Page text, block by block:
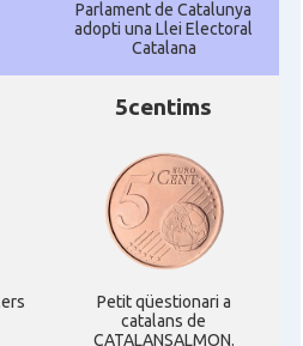
Parlament de Catalunya
adopti una Llei Electoral
Catalana
5centims
Petit qüestionari a
catalans de
CATALANSALMON.